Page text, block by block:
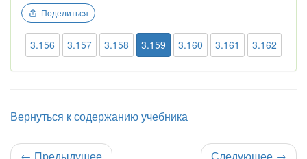
Поделиться
3.156 3.157 3.158 3.159 3.160 3.161 3.162
Вернуться к содержанию учебника
← Предыдущее Следующее →